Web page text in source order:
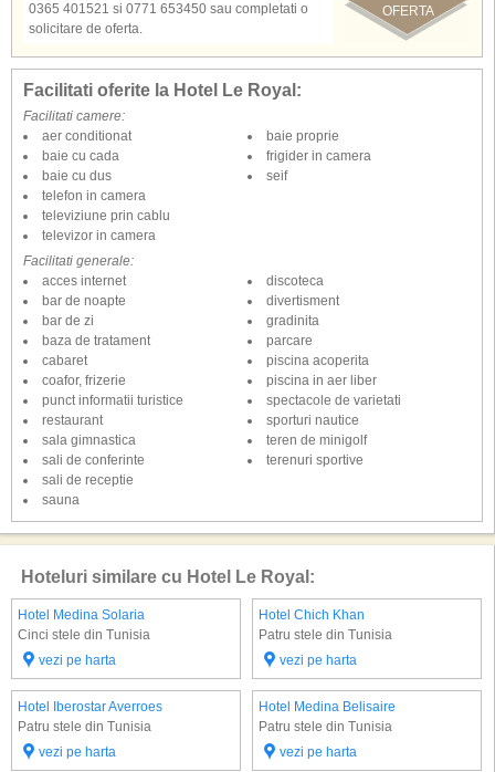
OFERTA
0365 401521 si 0771 653450 sau completati o
solicitare de oferta.
Facilitati oferite la Hotel Le Royal:
Facilitati camere:
aer conditionat
baie cu cada
baie cu dus
baie proprie
frigider in camera
seif
telefon in camera
televiziune prin cablu
televizor in camera
Facilitati generale:
acces internet
bar de noapte
bar de zi
baza de tratament
cabaret
coafor, frizerie
discoteca
divertisment
gradinita
parcare
piscina acoperita
piscina in aer liber
punct informatii turistice
restaurant
sala gimnastica
sali de conferinte
sali de receptie
sauna
spectacole de varietati
sporturi nautice
teren de minigolf
terenuri sportive
Hoteluri similare cu Hotel Le Royal:
Hotel Medina Solaria
Cinci stele din Tunisia
vezi pe harta
Hotel Chich Khan
Patru stele din Tunisia
vezi pe harta
Hotel Iberostar Averroes
Patru stele din Tunisia
vezi pe harta
Hotel Medina Belisaire
Patru stele din Tunisia
vezi pe harta